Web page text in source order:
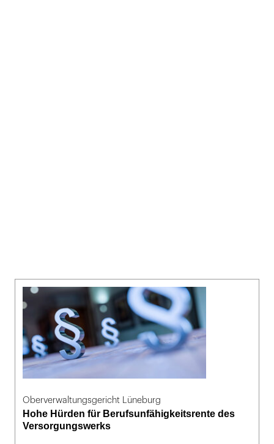
Oberverwaltungsgericht Lüneburg
Hohe Hürden für Berufsunfähigkeitsrente des
Versorgungswerks